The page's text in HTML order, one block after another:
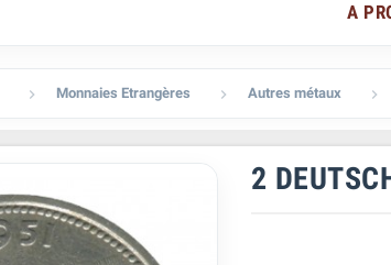
A
 Monnaies Etrangères  Autres métaux 
2